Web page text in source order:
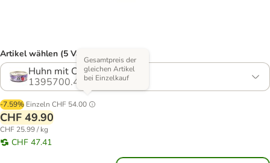
Artikel wählen (5 Varianten)
Huhn mit Chiasamen
1395700.4
-7.59% Einzeln CHF 54.00
Gesamtpreis der
gleichen Artikel
bei Einzelkauf
CHF 49.90
CHF 25.99 / kg
CHF 47.41